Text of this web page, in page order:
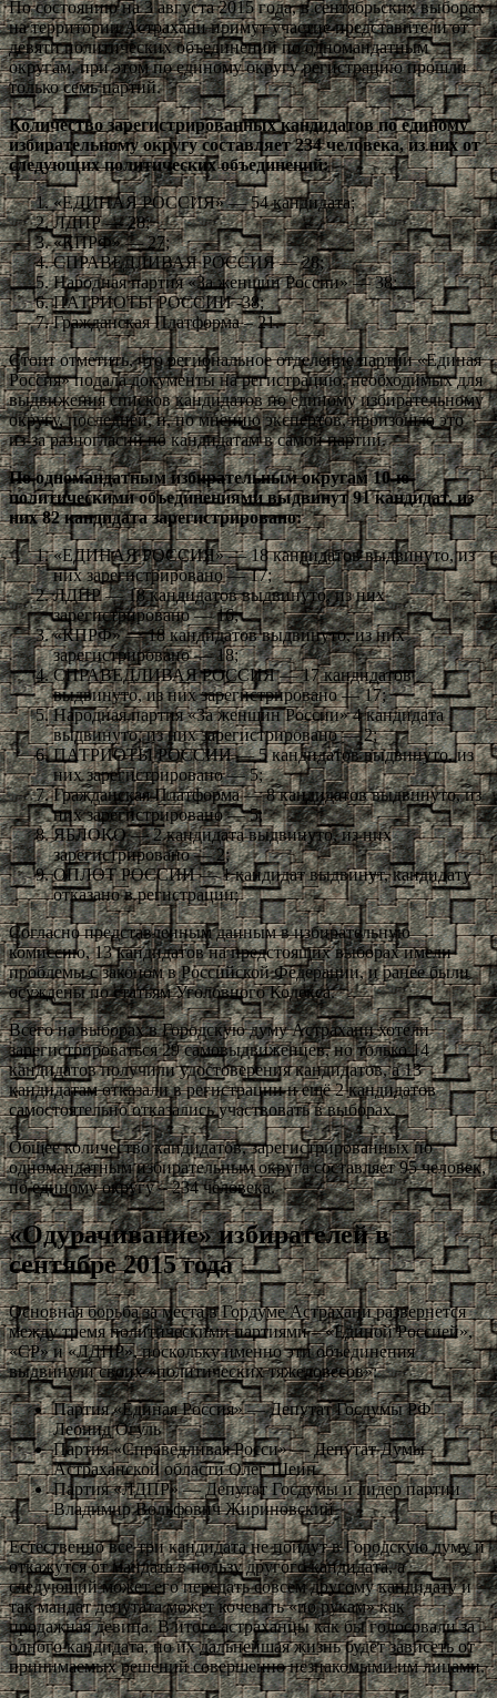
По состоянию на 3 августа 2015 года, в сентябрьских выборах
на территории Астрахани примут участие представители от
девяти политических объединений по одномандатным
округам, при этом по единому округу регистрацию прошли
только семь партий.
Количество зарегистрированных кандидатов по единому
избирательному округу составляет 234 человека, из них от
следующих политических объединений:
«ЕДИНАЯ РОССИЯ» — 54 кандидата;
ЛДПР — 28;
«КПРФ» — 27;
СПРАВЕДЛИВАЯ РОССИЯ — 28;
Народная партия «За женщин России» — 38;
ПАТРИОТЫ РОССИИ -38;
Гражданская Платформа – 21.
Стоит отметить, что региональное отделение партии «Единая
Россия» подала документы на регистрацию, необходимых для
выдвижения списков кандидатов по единому избирательному
округу, последней, и, по мнению экспертов, произошло это
из-за разногласий по кандидатам в самой партии.
По одномандатным избирательным округам 10-ю
политическими объединениями выдвинут 91 кандидат, из
них 82 кандидата зарегистрировано:
«ЕДИНАЯ РОССИЯ» — 18 кандидатов выдвинуто, из
них зарегистрировано — 17;
ЛДПР — 18 кандидатов выдвинуто, из них
зарегистрировано — 16;
«КПРФ» — 18 кандидатов выдвинуто, из них
зарегистрировано — 18;
СПРАВЕДЛИВАЯ РОССИЯ — 17 кандидатов
выдвинуто, из них зарегистрировано — 17;
Народная партия «За женщин России» 4 кандидата
выдвинуто, из них зарегистрировано — 2;
ПАТРИОТЫ РОССИИ — 5 кандидатов выдвинуто, из
них зарегистрировано — 5;
Гражданская Платформа — 8 кандидатов выдвинуто, из
них зарегистрировано — 5;
ЯБЛОКО — 2 кандидата выдвинуто, из них
зарегистрировано — 2;
ОПЛОТ РОССИИ — 1 кандидат выдвинут, кандидату
отказано в регистрации;
Согласно представленным данным в избирательную
комиссию, 13 кандидатов на предстоящих выборах имели
проблемы с законом в Российской Федерации, и ранее были
осуждены по статьям Уголовного Кодекса.
Всего на выборах в Городскую думу Астрахани хотели
зарегистрироваться 29 самовыдвиженцев, но только 14
кандидатов получили удостоверения кандидатов, а 13
кандидатам отказали в регистрации и ещё 2 кандидатов
самостоятельно отказались участвовать в выборах.
Общее количество кандидатов, зарегистрированных по
одномандатным избирательным округа составляет 95 человек,
по единому округу – 234 человека.
«Одурачивание» избирателей в
сентябре 2015 года
Основная борьба за места в Гордуме Астрахани развернется
между тремя политическими партиями – «Единой Россией»,
«СР» и «ЛДПР», поскольку именно эти объединения
выдвинули своих «политических тяжеловесов»:
Партия «Единая Россия» — Депутат Госдумы РФ
Леонид Огуль
Партия «Справедливая Росси» — Депутат Думы
Астраханской области Олег Шеин
Партия «ЛДПР» — Депутат Госдумы и лидер партии
Владимир Вольфович Жириновский
Естественно все три кандидата не пойдут в Городскую думу и
откажутся от мандата в пользу другого кандидата, а
следующий может его передать совсем другому кандидату и
так мандат депутата может кочевать «по рукам» как
продажная девица. В итоге астраханцы как бы голосовали за
одного кандидата, но их дальнейшая жизнь будет зависеть от
принимаемых решений совершенно незнакомыми им лицами.